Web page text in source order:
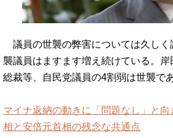
議員の世襲の弊害については久しく
襲議員はますます増え続けている。
総裁等、自民党議員の4割弱は世襲であ
マイナ返納の動きに「問題なし」と
相と安倍元首相の残念な共通点